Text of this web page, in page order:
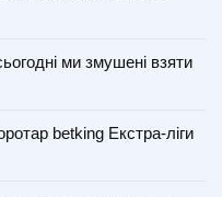
ми змушені взяти
betking Екстра-ліги